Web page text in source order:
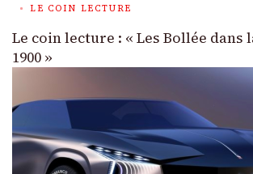
LE COIN LECTURE
Le coin lecture : « Les Bollée dans
1900 »